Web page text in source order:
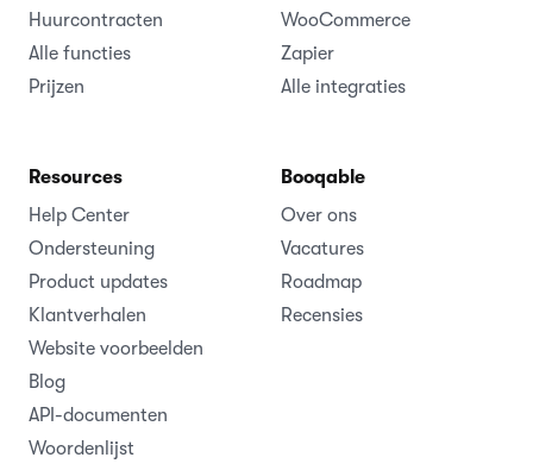
Huurcontracten
Alle functies
Prijzen
WooCommerce
Zapier
Alle integraties
Resources
Help Center
Ondersteuning
Product updates
Klantverhalen
Website voorbeelden
Blog
API-documenten
Woordenlijst
Booqable
Over ons
Vacatures
Roadmap
Recensies